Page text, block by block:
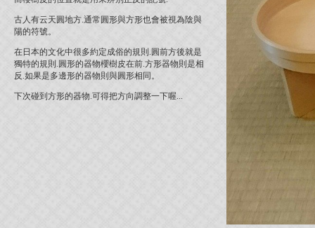
古人有云天圓地方.通常圓形與方形也會被視為陰與
陽的符號。
在日本的文化中很多約定成俗的規則.圓前方後就是
獨特的規則.圓形的器物櫻樹皮在前.方形器物則是相
反.如果是多邊形的器物則與圓形相同。
下次碰到方形的器物.可得把方向調整一下喔...